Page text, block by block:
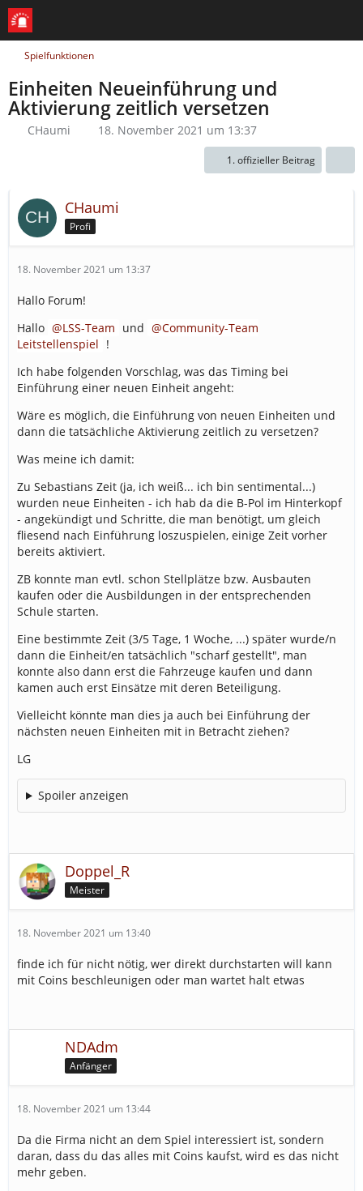
Spielfunktionen
Einheiten Neueinführung und
Aktivierung zeitlich versetzen
CHaumi 18. November 2021 um 13:37
1. offizieller Beitrag
CHaumi
Profi
18. November 2021 um 13:37
Hallo Forum!
Hallo
LSS-Team und
Community-Team
Leitstellenspiel !
Ich habe folgenden Vorschlag, was das Timing bei
Einführung einer neuen Einheit angeht:
Wäre es möglich, die Einführung von neuen Einheiten und
dann die tatsächliche Aktivierung zeitlich zu versetzen?
Was meine ich damit:
Zu Sebastians Zeit (ja, ich weiß... ich bin sentimental...)
wurden neue Einheiten - ich hab da die B-Pol im Hinterkopf
- angekündigt und Schritte, die man benötigt, um gleich
fliesend nach Einführung loszuspielen, einige Zeit vorher
bereits aktiviert.
ZB konnte man evtl. schon Stellplätze bzw. Ausbauten
kaufen oder die Ausbildungen in der entsprechenden
Schule starten.
Eine bestimmte Zeit (3/5 Tage, 1 Woche, ...) später wurde/n
dann die Einheit/en tatsächlich "scharf gestellt", man
konnte also dann erst die Fahrzeuge kaufen und dann
kamen auch erst Einsätze mit deren Beteiligung.
Vielleicht könnte man dies ja auch bei Einführung der
nächsten neuen Einheiten mit in Betracht ziehen?
LG
Spoiler anzeigen
Doppel_R
Meister
18. November 2021 um 13:40
finde ich für nicht nötig, wer direkt durchstarten will kann
mit Coins beschleunigen oder man wartet halt etwas
NDAdm
Anfänger
18. November 2021 um 13:44
Da die Firma nicht an dem Spiel interessiert ist, sondern
daran, dass du das alles mit Coins kaufst, wird es das nicht
mehr geben.